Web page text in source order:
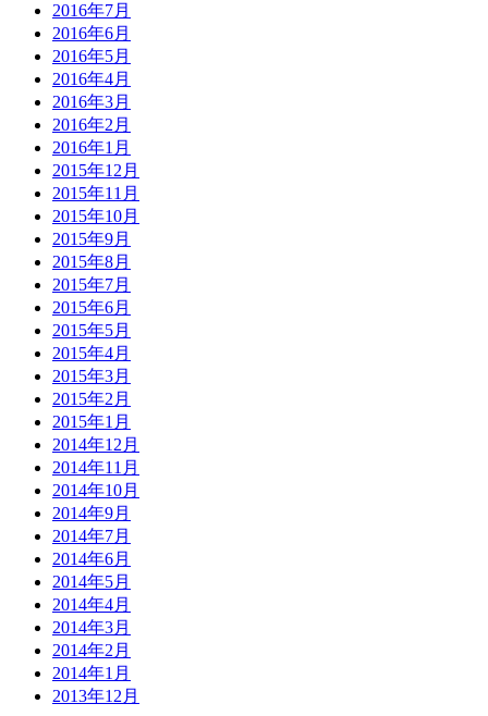
2016年7月
2016年6月
2016年5月
2016年4月
2016年3月
2016年2月
2016年1月
2015年12月
2015年11月
2015年10月
2015年9月
2015年8月
2015年7月
2015年6月
2015年5月
2015年4月
2015年3月
2015年2月
2015年1月
2014年12月
2014年11月
2014年10月
2014年9月
2014年7月
2014年6月
2014年5月
2014年4月
2014年3月
2014年2月
2014年1月
2013年12月